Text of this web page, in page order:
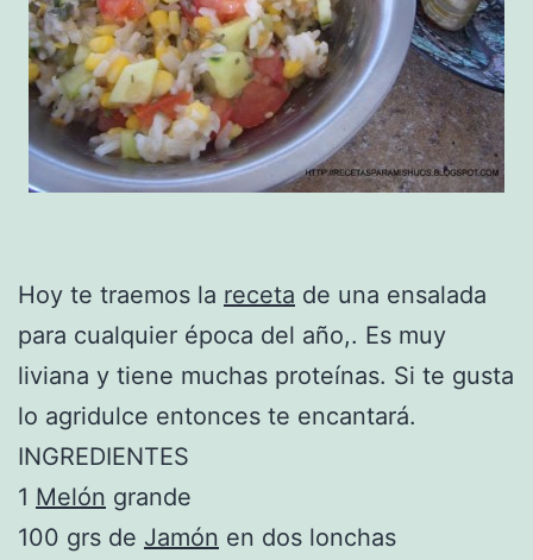
Hoy te traemos la receta de una ensalada
para cualquier época del año,. Es muy
liviana y tiene muchas proteínas. Si te gusta
lo agridulce entonces te encantará.
INGREDIENTES
1 Melón grande
100 grs de Jamón en dos lonchas